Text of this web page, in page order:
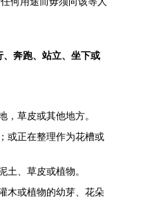
奔跑、站立、坐下或
，草皮或其他地方。
或正在整理作为花槽或
土、草皮或植物。
木或植物的幼芽、花朵